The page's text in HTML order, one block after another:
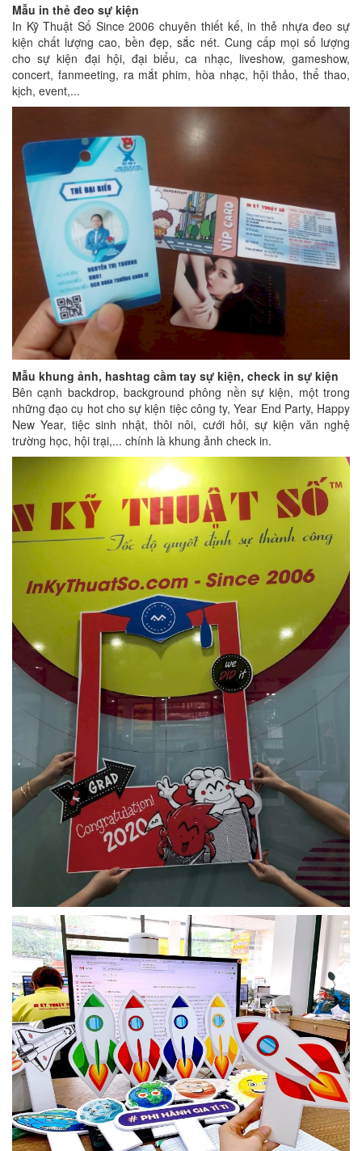
Mẫu in thẻ đeo sự kiện
In Kỹ Thuật Số Since 2006 chuyên thiết kế, in thẻ nhựa đeo sự
kiện chất lượng cao, bền đẹp, sắc nét. Cung cấp mọi số lượng
cho sự kiện đại hội, đại biểu, ca nhạc, liveshow, gameshow,
concert, fanmeeting, ra mắt phim, hòa nhạc, hội thảo, thể thao,
kịch, event,...
Mẫu khung ảnh, hashtag cầm tay sự kiện, check in sự kiện
Bên cạnh backdrop, background phông nền sự kiện, một trong
những đạo cụ hot cho sự kiện tiệc công ty, Year End Party, Happy
New Year, tiệc sinh nhật, thôi nôi, cưới hỏi, sự kiện văn nghệ
trường học, hội trại,... chính là khung ảnh check in.